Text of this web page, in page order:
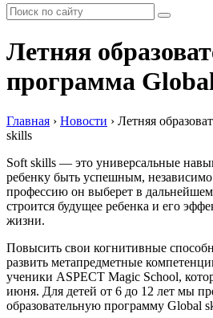
Летняя
программа
Главная › Новости › Летняя
skills
Soft skills — это универсальные
ребенку быть успешным,
профессию он выберет в
строится будущее ребенка и его
жизни.
Повысить свои когнитивные
развить метапредметные
ученики ASPECT Magic School,
июня. Для детей от 6 до 12 лет мы
образовательную программу Global